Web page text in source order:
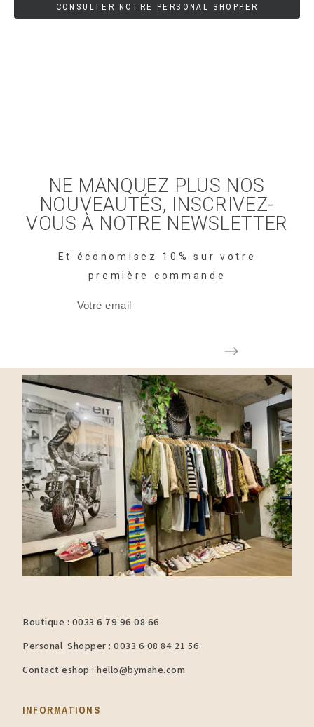
CONSULTER NOTRE PERSONAL SHOPPER
NE MANQUEZ PLUS NOS
NOUVEAUTÉS, INSCRIVEZ-
VOUS À NOTRE NEWSLETTER
Et économisez 10% sur votre
première commande
Boutique : 0033 6 79 96 08 66
Personal Shopper : 0033 6 08 84 21 56
Contact eshop : hello@bymahe.com
INFORMATIONS​